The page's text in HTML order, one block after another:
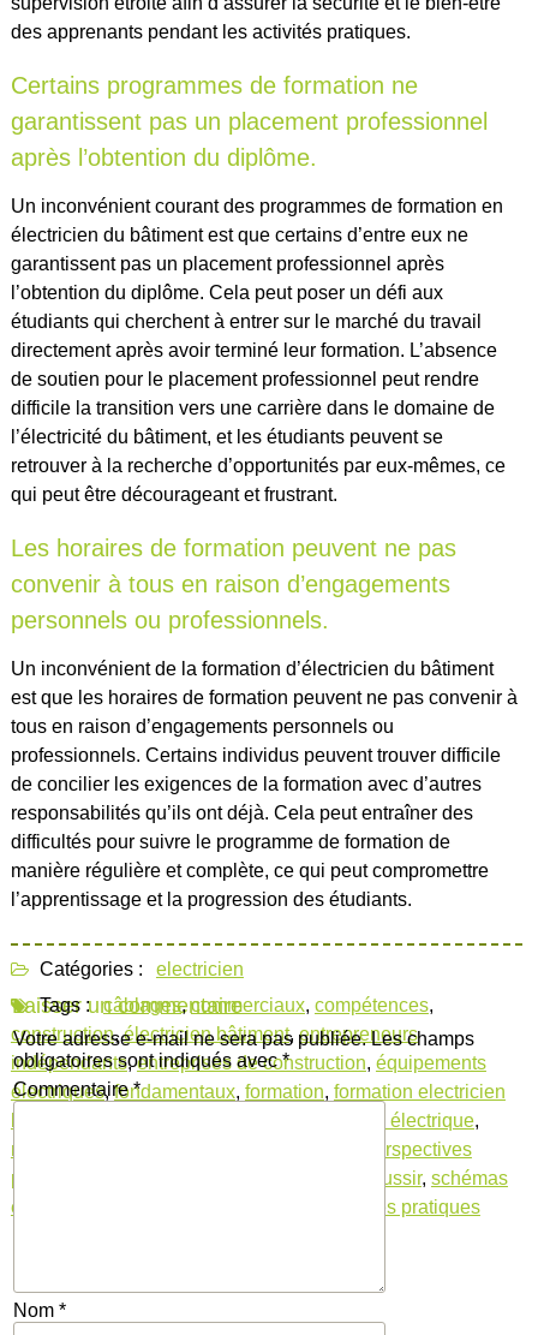
des apprenants pendant les activités pratiques.
Certains programmes de formation ne
garantissent pas un placement professionnel
après l’obtention du diplôme.
Un inconvénient courant des programmes de formation en
électricien du bâtiment est que certains d’entre eux ne
garantissent pas un placement professionnel après
l’obtention du diplôme. Cela peut poser un défi aux
étudiants qui cherchent à entrer sur le marché du travail
directement après avoir terminé leur formation. L’absence
de soutien pour le placement professionnel peut rendre
difficile la transition vers une carrière dans le domaine de
l’électricité du bâtiment, et les étudiants peuvent se
retrouver à la recherche d’opportunités par eux-mêmes, ce
qui peut être décourageant et frustrant.
Les horaires de formation peuvent ne pas
convenir à tous en raison d’engagements
personnels ou professionnels.
Un inconvénient de la formation d’électricien du bâtiment
est que les horaires de formation peuvent ne pas convenir à
tous en raison d’engagements personnels ou
professionnels. Certains individus peuvent trouver difficile
de concilier les exigences de la formation avec d’autres
responsabilités qu’ils ont déjà. Cela peut entraîner des
difficultés pour suivre le programme de formation de
manière régulière et complète, ce qui peut compromettre
l’apprentissage et la progression des étudiants.
Catégories :
electricien
Tags : câblages,commerciaux, compétences,
construction,électricien bâtiment, entrepreneurs
indépendants,entreprises de construction, équipements
électriques,fondamentaux, formation, formation electricien
installation électrique,
maintenance
perspectives
professionnelles
réussir, schémas
électriques
techniques pratiques
Laisser un commentaire
Votre adresse e-mail ne sera pas publiée. Les champs
obligatoires sont indiqués avec*
Commentaire*
Nom *